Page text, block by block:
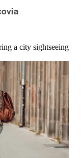
a city sightseeing